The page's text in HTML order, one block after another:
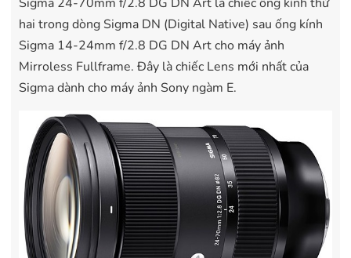
hai trong dòng Sigma DN (Digital Native) sau ống kính
Sigma 14-24mm f/2.8 DG DN Art cho máy ảnh
Mirroless Fullframe. Đây là chiếc Lens mới nhất của
Sigma dành cho máy ảnh Sony ngàm E.